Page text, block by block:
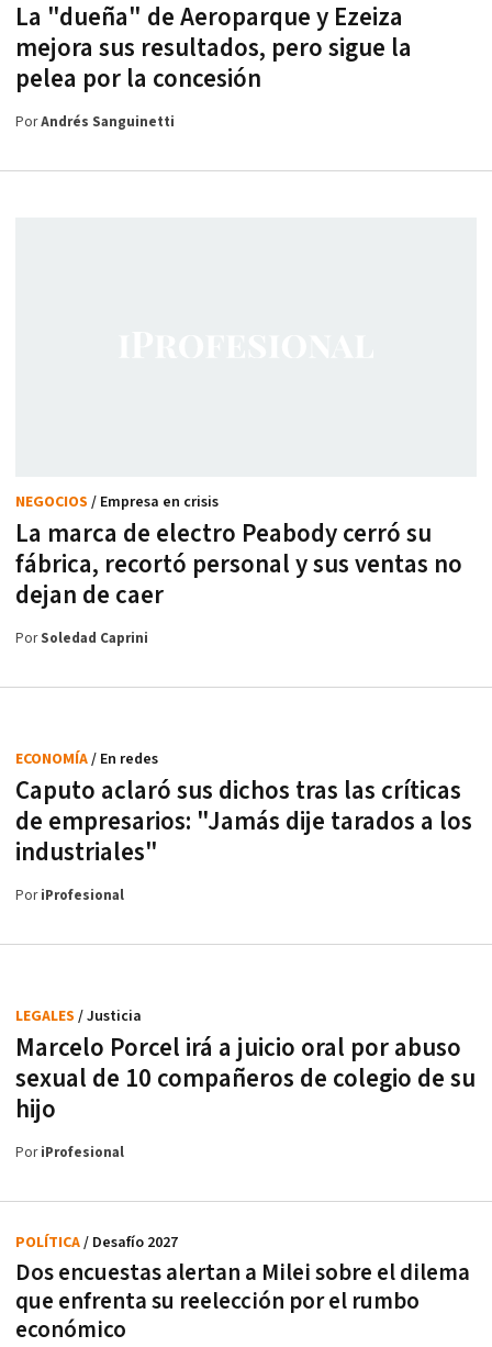
La "dueña" de Aeroparque y Ezeiza
mejora sus resultados, pero sigue la
pelea por la concesión
PorAndrés Sanguinetti
La marca de electro Peabody cerró su
fábrica, recortó personal y sus ventas no
dejan de caer
NEGOCIOS / Empresa en crisis
PorSoledad Caprini
Caputo aclaró sus dichos tras las críticas
de empresarios: "Jamás dije tarados a los
industriales"
ECONOMÍA/ En redes
PoriProfesional
Marcelo Porcel irá a juicio oral por abuso
sexual de 10 compañeros de colegio de su
hijo
LEGALES / Justicia
PoriProfesional
Dos encuestas alertan a Milei sobre el dilema
que enfrenta su reelección por el rumbo
económico
POLÍTICA/ Desafío 2027